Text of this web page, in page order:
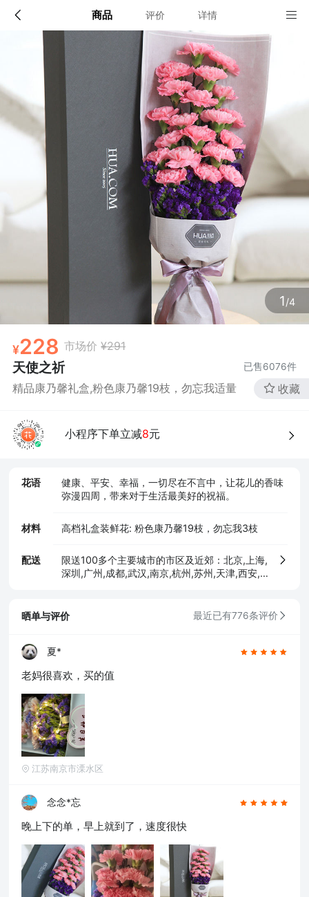
商品 评价 详情
1/4
228 市场价 ¥291
天使之祈 已售6076件
精品康乃馨礼盒,粉色康乃馨19枝，勿忘我适量 收藏
小程序下单立减8元
花语
健康、平安、幸福，一切尽在不言中，让花儿的香味
弥漫四周，带来对于生活最美好的祝福。
材料 高档礼盒装鲜花: 粉色康乃馨19枝，勿忘我3枝
配送
限送100多个主要城市的市区及近郊：北京,上海,
深圳,广州,成都,武汉,南京,杭州,苏州,天津,西安,
齐,贵阳,昆明,福州,长春,南昌,兰州,珠海,南宁,中
坊,镇江,衡阳,包头,赣州,扬州,清远,荆州,莆田,汉
林,吉林,淄博,蚌埠,柳州,遵义,邢台,宜春,漳州,三
亚,宜宾,东营,临沂,德州,开封,大同,龙岩,齐齐哈
尔,连云港,新乡,黄冈,焦作,十堰,驻马店,信阳,牡丹
江,黄石,宝鸡,丹东,阜阳,北海,聊城,锦州,许昌,内
江,萍乡,安庆,承德,商丘,盘锦,乐山,沧州,河源,营
口,平顶山,临汾,韶关,日照,新余,晋城,松原,淮北,
淮南,晋中,潮州,滨州,自贡,六安,株州,濮阳,常熟,
晋江,顺德,江阴,吴江,昆山,义乌,惠阳,银川,温江,
城,仙桃,菏泽
配送说明
限送100多个主要城市的市区及近郊：北京,上海,深圳,广
州,成都,武汉,南京,杭州,苏州,天津,西安,长沙,东莞,厦门,
佛山,沈阳,合肥,重庆,大连,郑州,青岛,太原,无锡,石家庄,济
南,宁波,哈尔滨,乌鲁木齐,贵阳,昆明,福州,长春,南昌,兰州,
珠海,南宁,中山,常州,金华,邯郸,泉州,海口,嘉兴,南通,呼和
浩特,廊坊,唐山,温州,徐州,绵阳,烟台,襄阳,保定,潍坊,镇
江,衡阳,包头,赣州,扬州,清远,荆州,莆田,汉中,洛阳,湛江,
九江,鞍山,大庆,秦皇岛,张家口,桂林,吉林,淄博,蚌埠,柳州,
遵义,邢台,宜春,漳州,三亚,宜宾,东营,临沂,德州,开封,大
同,龙岩,齐齐哈尔,连云港,新乡,黄冈,焦作,十堰,驻马店,信
阳,牡丹江,黄石,宝鸡,丹东,阜阳,北海,聊城,锦州,许昌,内
江,萍乡,安庆,承德,商丘,盘锦,乐山,沧州,河源,营口,平顶
山,临汾,韶关,日照,新余,晋城,松原,淮北,淮南,晋中,潮州,
滨州,自贡,六安,株州,濮阳,常熟,晋江,顺德,江阴,吴江,昆
山,义乌,惠阳,银川,温江,燕郊,新都,涿州,南沙,宜兴,即墨,
海安县,都江堰,增城,仙桃,菏泽
确定
店铺信息
该地区暂无配送门店
确定
晒单与评价 最近已有776条评价
夏*
老妈很喜欢，买的值
江苏南京市溧水区
念念*忘
晚上下的单，早上就到了，速度很快